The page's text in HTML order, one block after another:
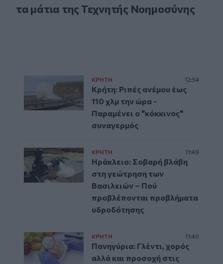
τα μάτια της Τεχνητής Νοημοσύνης
ΚΡΗΤΗ 12:54
Κρήτη: Ριπές ανέμου έως
110 χλμ την ώρα -
Παραμένει ο "κόκκινος"
συναγερμός
ΚΡΗΤΗ 11:49
Ηράκλειο: Σοβαρή βλάβη
στη γεώτρηση των
Βασιλειών – Πού
προβλέπονται προβλήματα
υδροδότησης
ΚΡΗΤΗ 11:40
Πανηγύρια: Γλέντι, χορός
αλλά και προσοχή στις